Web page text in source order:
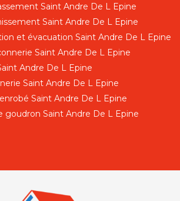
Saint Andre De L Epine
Saint Andre De L Epine
et évacuation Saint Andre De L Epine
Saint Andre De L Epine
Andre De L Epine
Saint Andre De L Epine
Saint Andre De L Epine
goudron Saint Andre De L Epine